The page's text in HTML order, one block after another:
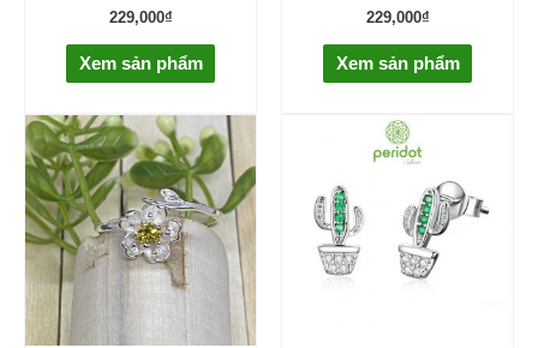
229,000₫
Xem sản phẩm
229,000₫
Xem sản phẩm